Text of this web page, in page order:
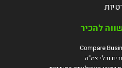
להכיר
Compare
וכלי צמ"ה